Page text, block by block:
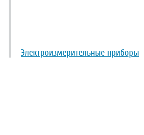
Электроизмерительные приборы